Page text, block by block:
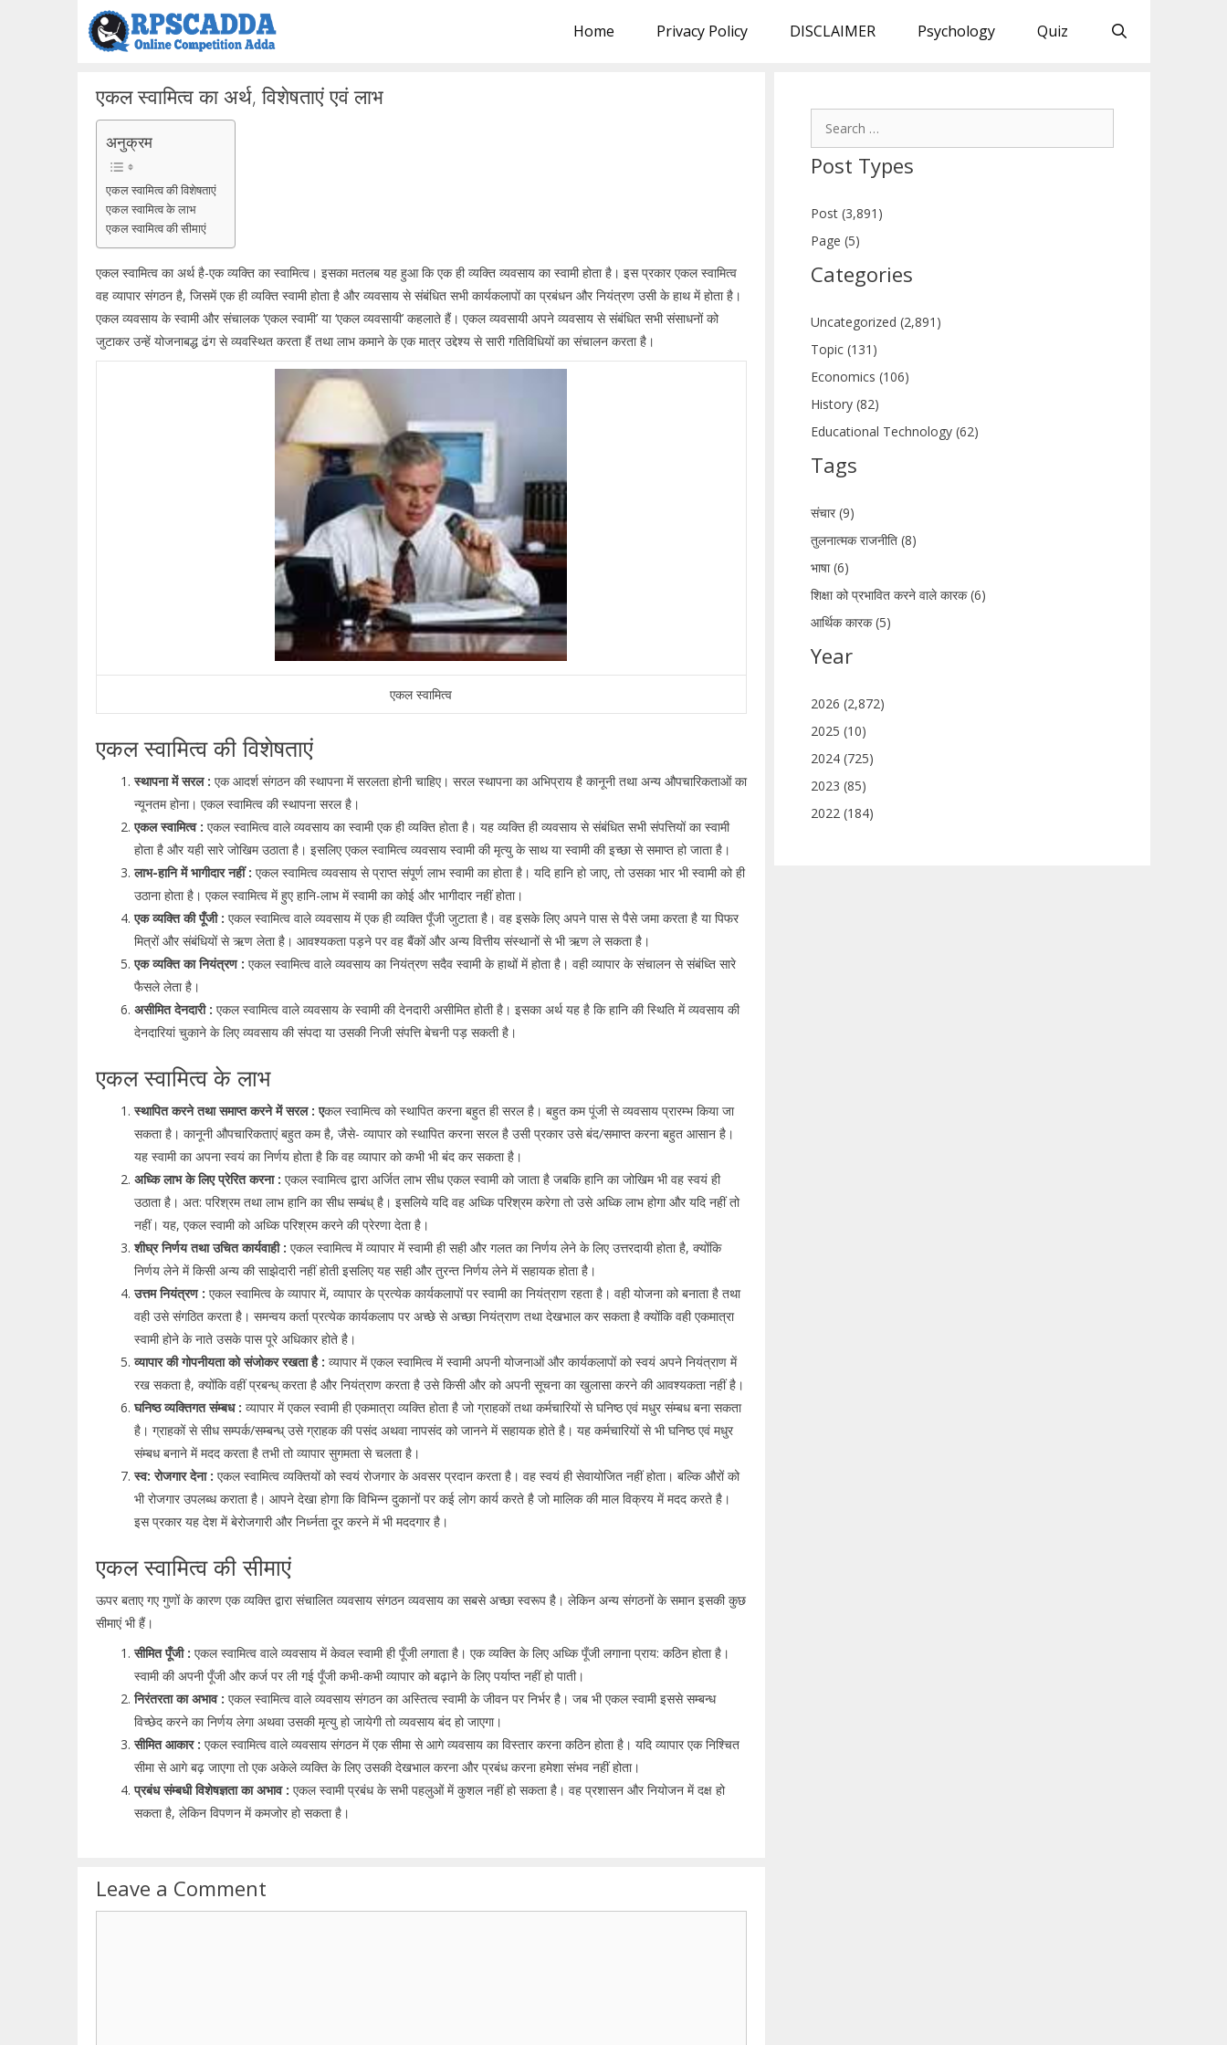
Home Privacy Policy DISCLAIMER Psychology Quiz
एकल स्वामित्व का अर्थ, विशेषताएं एवं लाभ
अनुक्रम
एकल स्वामित्व की विशेषताएं
एकल स्वामित्व के लाभ
एकल स्वामित्व की सीमाएं
एकल स्वामित्व का अर्थ है-एक व्यक्ति का स्वामित्व। इसका मतलब यह हुआ कि एक ही व्यक्ति व्यवसाय का स्वामी होता है। इस प्रकार एकल स्वामित्व
वह व्यापार संगठन है, जिसमें एक ही व्यक्ति स्वामी होता है और व्यवसाय से संबंधित सभी कार्यकलापों का प्रबंधन और नियंत्रण उसी के हाथ में होता है।
एकल व्यवसाय के स्वामी और संचालक ‘एकल स्वामी’ या ‘एकल व्यवसायी’ कहलाते हैं। एकल व्यवसायी अपने व्यवसाय से संबंधित सभी संसाधनों को
जुटाकर उन्हें योजनाबद्ध ढंग से व्यवस्थित करता हैं तथा लाभ कमाने के एक मात्र उद्देश्य से सारी गतिविधियों का संचालन करता है।
एकल स्वामित्व
एकल स्वामित्व की विशेषताएं
स्थापना में सरल : एक आदर्श संगठन की स्थापना में सरलता होनी चाहिए। सरल स्थापना का अभिप्राय है कानूनी तथा अन्य औपचारिकताओं का
न्यूनतम होना। एकल स्वामित्व की स्थापना सरल है।
एकल स्वामित्व : एकल स्वामित्व वाले व्यवसाय का स्वामी एक ही व्यक्ति होता है। यह व्यक्ति ही व्यवसाय से संबंधित सभी संपत्तियों का स्वामी
होता है और यही सारे जोखिम उठाता है। इसलिए एकल स्वामित्व व्यवसाय स्वामी की मृत्यु के साथ या स्वामी की इच्छा से समाप्त हो जाता है।
लाभ-हानि में भागीदार नहीं : एकल स्वामित्व व्यवसाय से प्राप्त संपूर्ण लाभ स्वामी का होता है। यदि हानि हो जाए, तो उसका भार भी स्वामी को ही
उठाना होता है। एकल स्वामित्व में हुए हानि-लाभ में स्वामी का कोई और भागीदार नहीं होता।
एक व्यक्ति की पूँजी : एकल स्वामित्व वाले व्यवसाय में एक ही व्यक्ति पूँजी जुटाता है। वह इसके लिए अपने पास से पैसे जमा करता है या पिफर
मित्रों और संबंधियों से ऋण लेता है। आवश्यकता पड़ने पर वह बैंकों और अन्य वित्तीय संस्थानों से भी ऋण ले सकता है।
एक व्यक्ति का नियंत्रण : एकल स्वामित्व वाले व्यवसाय का नियंत्रण सदैव स्वामी के हाथों में होता है। वही व्यापार के संचालन से संबंध्ति सारे
फैसले लेता है।
असीमित देनदारी : एकल स्वामित्व वाले व्यवसाय के स्वामी की देनदारी असीमित होती है। इसका अर्थ यह है कि हानि की स्थिति में व्यवसाय की
देनदारियां चुकाने के लिए व्यवसाय की संपदा या उसकी निजी संपत्ति बेचनी पड़ सकती है।
एकल स्वामित्व के लाभ
स्थापित करने तथा समाप्त करने में सरल : एकल स्वामित्व को स्थापित करना बहुत ही सरल है। बहुत कम पूंजी से व्यवसाय प्रारम्भ किया जा
सकता है। कानूनी औपचारिकताएं बहुत कम है, जैसे- व्यापार को स्थापित करना सरल है उसी प्रकार उसे बंद/समाप्त करना बहुत आसान है।
यह स्वामी का अपना स्वयं का निर्णय होता है कि वह व्यापार को कभी भी बंद कर सकता है।
अध्कि लाभ के लिए प्रेरित करना : एकल स्वामित्व द्वारा अर्जित लाभ सीध एकल स्वामी को जाता है जबकि हानि का जोखिम भी वह स्वयं ही
उठाता है। अत: परिश्रम तथा लाभ हानि का सीध सम्बंध् है। इसलिये यदि वह अध्कि परिश्रम करेगा तो उसे अध्कि लाभ होगा और यदि नहीं तो
नहीं। यह, एकल स्वामी को अध्कि परिश्रम करने की प्रेरणा देता है।
शीघ्र निर्णय तथा उचित कार्यवाही : एकल स्वामित्व में व्यापार में स्वामी ही सही और गलत का निर्णय लेने के लिए उत्तरदायी होता है, क्योंकि
निर्णय लेने में किसी अन्य की साझेदारी नहीं होती इसलिए यह सही और तुरन्त निर्णय लेने में सहायक होता है।
उत्तम नियंत्रण : एकल स्वामित्व के व्यापार में, व्यापार के प्रत्येक कार्यकलापों पर स्वामी का नियंत्राण रहता है। वही योजना को बनाता है तथा
वही उसे संगठित करता है। समन्वय कर्ता प्रत्येक कार्यकलाप पर अच्छे से अच्छा नियंत्राण तथा देखभाल कर सकता है क्योंकि वही एकमात्रा
स्वामी होने के नाते उसके पास पूरे अधिकार होते है।
व्यापार की गोपनीयता को संजोकर रखता है : व्यापार में एकल स्वामित्व में स्वामी अपनी योजनाओं और कार्यकलापों को स्वयं अपने नियंत्राण में
रख सकता है, क्योंकि वहीं प्रबन्ध् करता है और नियंत्राण करता है उसे किसी और को अपनी सूचना का खुलासा करने की आवश्यकता नहीं है।
घनिष्ठ व्यक्तिगत संम्बध : व्यापार में एकल स्वामी ही एकमात्रा व्यक्ति होता है जो ग्राहकों तथा कर्मचारियों से घनिष्ठ एवं मधुर संम्बध बना सकता
है। ग्राहकों से सीध सम्पर्क/सम्बन्ध् उसे ग्राहक की पसंद अथवा नापसंद को जानने में सहायक होते है। यह कर्मचारियों से भी घनिष्ठ एवं मधुर
संम्बध बनाने में मदद करता है तभी तो व्यापार सुगमता से चलता है।
स्व: रोजगार देना : एकल स्वामित्व व्यक्तियों को स्वयं रोजगार के अवसर प्रदान करता है। वह स्वयं ही सेवायोजित नहीं होता। बल्कि औरों को
भी रोजगार उपलब्ध कराता है। आपने देखा होगा कि विभिन्न दुकानों पर कई लोग कार्य करते है जो मालिक की माल विक्रय में मदद करते है।
इस प्रकार यह देश में बेरोजगारी और निर्ध्नता दूर करने में भी मददगार है।
एकल स्वामित्व की सीमाएं
ऊपर बताए गए गुणों के कारण एक व्यक्ति द्वारा संचालित व्यवसाय संगठन व्यवसाय का सबसे अच्छा स्वरूप है। लेकिन अन्य संगठनों के समान इसकी कुछ
सीमाएं भी हैं।
सीमित पूँजी : एकल स्वामित्व वाले व्यवसाय में केवल स्वामी ही पूँजी लगाता है। एक व्यक्ति के लिए अध्कि पूँजी लगाना प्राय: कठिन होता है।
स्वामी की अपनी पूँजी और कर्ज पर ली गई पूँजी कभी-कभी व्यापार को बढ़ाने के लिए पर्याप्त नहीं हो पाती।
निरंतरता का अभाव : एकल स्वामित्व वाले व्यवसाय संगठन का अस्तित्व स्वामी के जीवन पर निर्भर है। जब भी एकल स्वामी इससे सम्बन्ध
विच्छेद करने का निर्णय लेगा अथवा उसकी मृत्यु हो जायेगी तो व्यवसाय बंद हो जाएगा।
सीमित आकार : एकल स्वामित्व वाले व्यवसाय संगठन में एक सीमा से आगे व्यवसाय का विस्तार करना कठिन होता है। यदि व्यापार एक निश्चित
सीमा से आगे बढ़ जाएगा तो एक अकेले व्यक्ति के लिए उसकी देखभाल करना और प्रबंध करना हमेशा संभव नहीं होता।
प्रबंध संम्बधी विशेषज्ञता का अभाव : एकल स्वामी प्रबंध के सभी पहलुओं में कुशल नहीं हो सकता है। वह प्रशासन और नियोजन में दक्ष हो
सकता है, लेकिन विपणन में कमजोर हो सकता है।
Leave a Comment
Post Types
Post (3,891)
Page (5)
Categories
Uncategorized (2,891)
Topic (131)
Economics (106)
History (82)
Educational Technology (62)
Tags
संचार (9)
तुलनात्मक राजनीति (8)
भाषा (6)
शिक्षा को प्रभावित करने वाले कारक (6)
आर्थिक कारक (5)
Year
2026 (2,872)
2025 (10)
2024 (725)
2023 (85)
2022 (184)